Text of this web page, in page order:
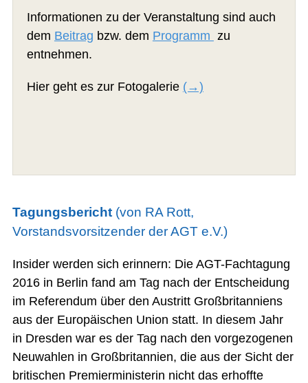
Informationen zu der Veranstaltung sind auch
dem Beitrag bzw. dem Programm zu
entnehmen.
Hier geht es zur Fotogalerie (→)
Tagungsbericht (von RA Rott,
Vorstandsvorsitzender der AGT e.V.)
Insider werden sich erinnern: Die AGT-Fachtagung
2016 in Berlin fand am Tag nach der Entscheidung
im Referendum über den Austritt Großbritanniens
aus der Europäischen Union statt. In diesem Jahr
in Dresden war es der Tag nach den vorgezogenen
Neuwahlen in Großbritannien, die aus der Sicht der
britischen Premierministerin nicht das erhoffte